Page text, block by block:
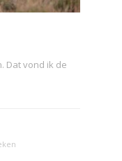
Dat vond ik de